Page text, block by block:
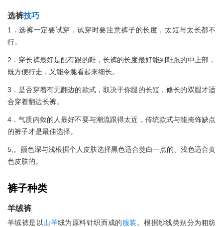
选裤技巧
1．选裤一定要试穿，试穿时要注意裤子的长度，太短与太长都不
行。
2．穿长裤最好是配有跟的鞋，长裤的长度最好能到鞋跟的中上部，
既方便行走，又能令腿看起来细长。
3．是否穿着有无翻边的款式，取决于你腿的长短，修长的双腿才适
合穿着翻边长裤。
4．气质内敛的人最好不要与潮流跟得太近，传统款式与能掩饰缺点
的裤子才是最佳选择。
5,。颜色深与浅根据个人皮肤选择黑色适合茭白一点的、浅色适合黄
色皮肤的。
裤子种类
羊绒裤
羊绒裤是以山羊绒为原料针织而成的服装 。根据纱线类别分为粗纺